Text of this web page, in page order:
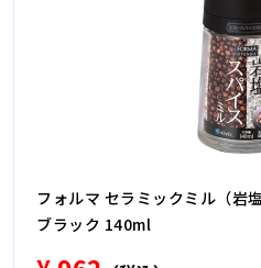
フォルマ セラミックミル（岩
ブラック 140ml